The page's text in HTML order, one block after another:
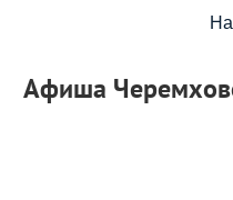
Афиша